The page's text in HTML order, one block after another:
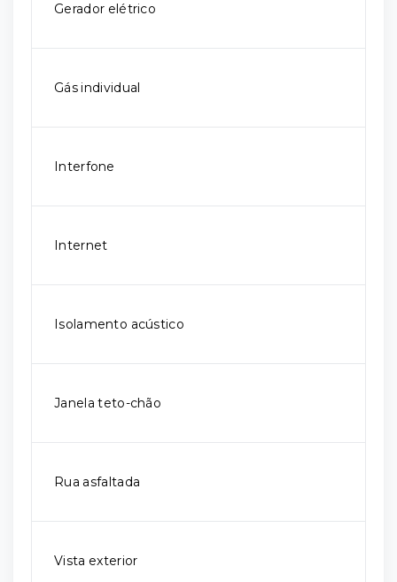
Gerador elétrico
Gás individual
Interfone
Internet
Isolamento acústico
Janela teto-chão
Rua asfaltada
Vista exterior